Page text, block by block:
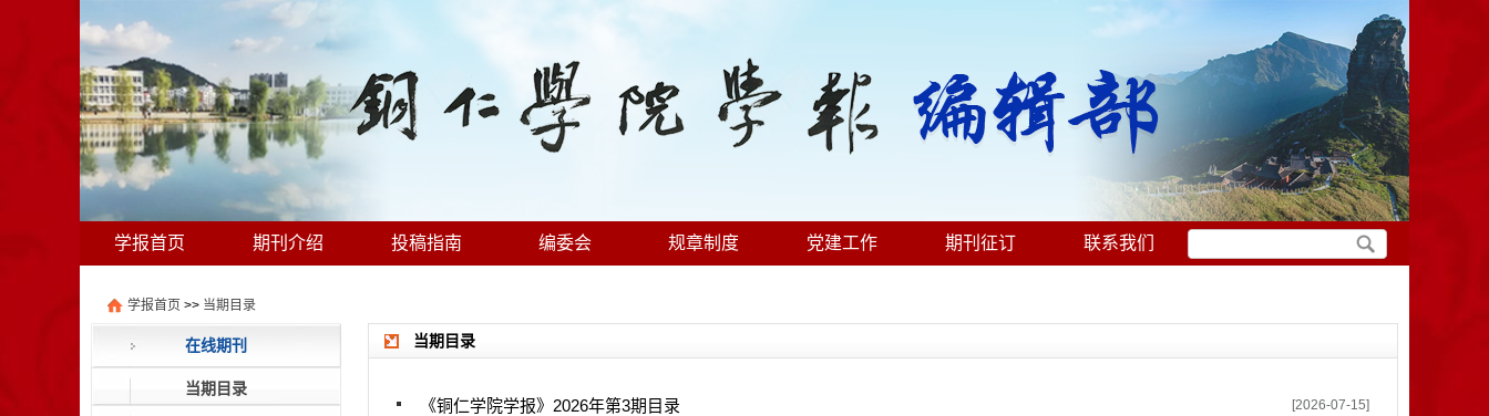
学报首页 期刊介绍 投稿指南 编委会 规章制度 党建工作 期刊征订 联系我们
学报首页 >> 当期目录
在线期刊
当期目录
当期目录
[2026-07-15]
《铜仁学院学报》2026年第3期目录